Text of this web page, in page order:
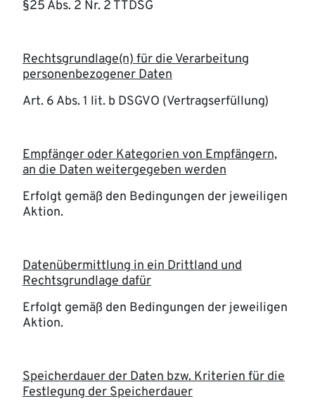
§25 Abs. 2 Nr. 2 TTDSG
Rechtsgrundlage(n) für die Verarbeitung
personenbezogener Daten
Art. 6 Abs. 1 lit. b DSGVO (Vertragserfüllung)
Empfänger oder Kategorien von Empfängern,
an die Daten weitergegeben werden
Erfolgt gemäß den Bedingungen der jeweiligen
Aktion.
Datenübermittlung in ein Drittland und
Rechtsgrundlage dafür
Erfolgt gemäß den Bedingungen der jeweiligen
Aktion.
Speicherdauer der Daten bzw. Kriterien für die
Festlegung der Speicherdauer